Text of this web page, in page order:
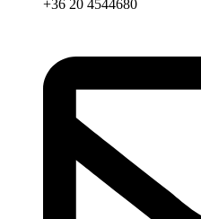
+36 20 4544680